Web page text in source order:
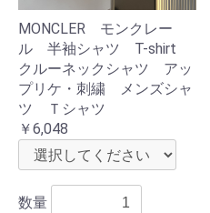
MONCLER モンクレー
ル 半袖シャツ T-shirt
クルーネックシャツ アッ
プリケ・刺繍 メンズシャ
ツ Ｔシャツ
￥6,048
数量